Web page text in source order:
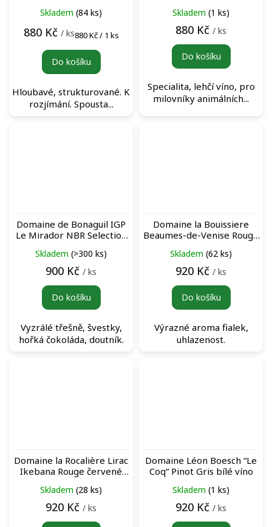
Skladem (84 ks)
880 Kč / ksMěrná
880 Kč / 1 ks
Do košíku
Hloubavé, strukturované. K
rozjímání. Spousta...
Skladem (1 ks)
880 Kč / ks
Do košíku
Specialita, lehčí víno, pro
milovníky animálních...
Domaine de Bonaguil IGP
Le Mirador NBR Selection
Skladem (>300 ks)
900 Kč / ks
Do košíku
Vyzrálé třešně, švestky,
hořká čokoláda, doutník.
Domaine la Bouissiere
Beaumes-de-Venise Rouge
Skladem (62 ks)
920 Kč / ks
Do košíku
Výrazné aroma fialek,
uhlazenost.
Domaine la Rocalière Lirac
Ikebana Rouge červené
Skladem (28 ks)
920 Kč / ks
Domaine Léon Boesch “Le
Coq” Pinot Gris bílé víno
Skladem (1 ks)
920 Kč / ks